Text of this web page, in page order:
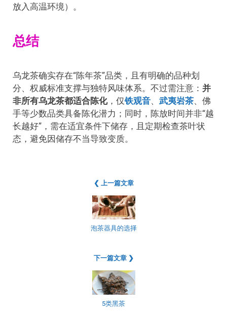
放入高温环境）。
总结
乌龙茶确实存在“陈年茶”品类，且有明确的品种划
分、权威标准支撑与独特风味体系。不过需注意： 并
非所有乌龙茶都适合陈化，仅铁观音、 武夷岩茶、佛
手等少数品类具备陈化潜力；同时，陈放时间并非“越
长越好”，需在适宜条件下储存，且定期检查茶叶状
态，避免因储存不当导致变质。
❮ 上一篇文章
泡茶器具的选择
下一篇文章 ❯
5类黑茶